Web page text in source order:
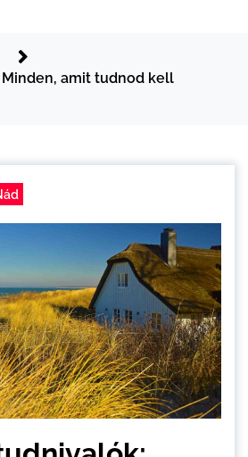
amit tudnod kell